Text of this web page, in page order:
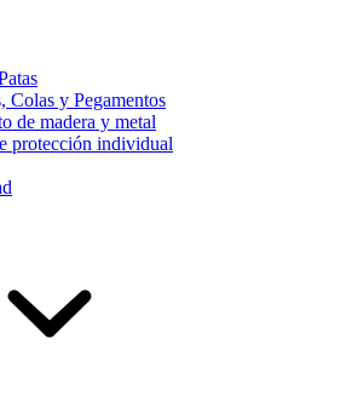
Colas y Pegamentos
de madera y metal
protección individual